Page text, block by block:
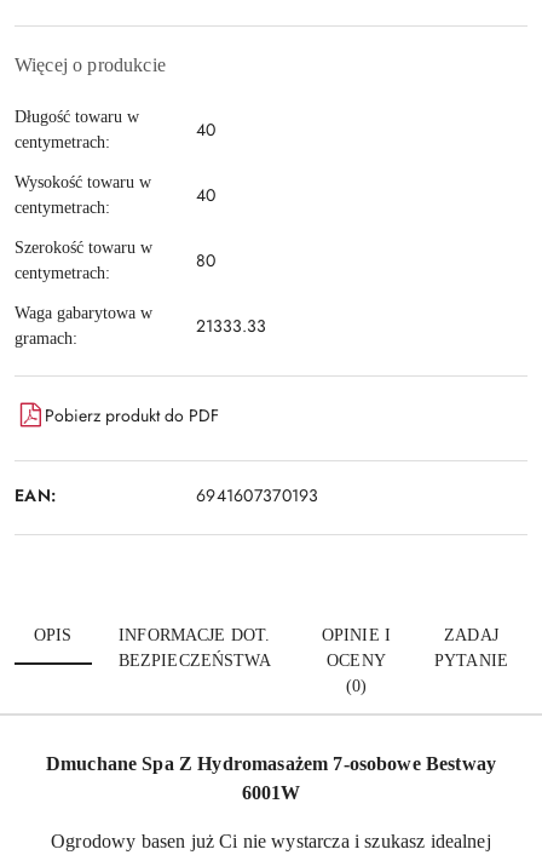
Więcej o produkcie
Długość towaru w
centymetrach:
40
Wysokość towaru w
centymetrach:
40
Szerokość towaru w
centymetrach:
80
Waga gabarytowa w
gramach:
21333.33
Pobierz produkt do PDF
EAN: 6941607370193
OPIS
INFORMACJE DOT.
BEZPIECZEŃSTWA
OPINIE I
OCENY
(0)
ZADAJ
PYTANIE
Dmuchane Spa Z Hydromasażem 7-osobowe Bestway
6001W
Ogrodowy basen już Ci nie wystarcza i szukasz idealnej